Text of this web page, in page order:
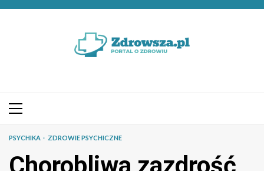
Przejdź
Menu
PSYCHIKA ZDROWIE PSYCHICZNE